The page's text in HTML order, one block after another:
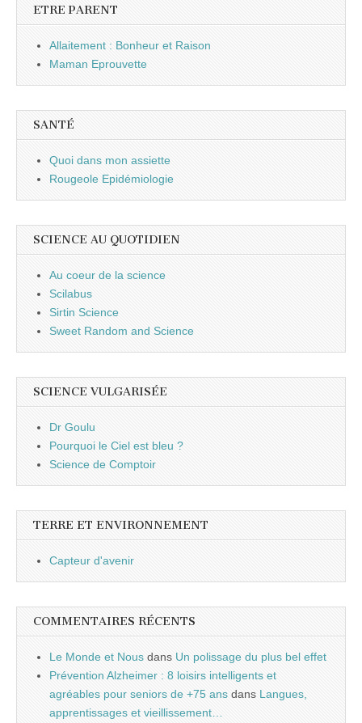
ETRE PARENT
Allaitement : Bonheur et Raison
Maman Eprouvette
SANTÉ
Quoi dans mon assiette
Rougeole Epidémiologie
SCIENCE AU QUOTIDIEN
Au coeur de la science
Scilabus
Sirtin Science
Sweet Random and Science
SCIENCE VULGARISÉE
Dr Goulu
Pourquoi le Ciel est bleu ?
Science de Comptoir
TERRE ET ENVIRONNEMENT
Capteur d'avenir
COMMENTAIRES RÉCENTS
Le Monde et Nous dans Un polissage du plus bel effet
Prévention Alzheimer : 8 loisirs intelligents et
agréables pour seniors de +75 ans dans Langues,
apprentissages et vieillissement…